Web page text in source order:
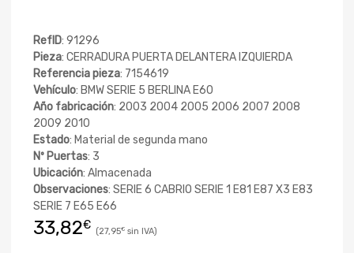
RefID: 91296
Pieza: CERRADURA PUERTA DELANTERA IZQUIERDA
Referencia pieza: 7154619
Vehículo: BMW SERIE 5 BERLINA E60
Año fabricación: 2003 2004 2005 2006 2007 2008
2009 2010
Estado: Material de segunda mano
Nº Puertas: 3
Ubicación: Almacenada
Observaciones: SERIE 6 CABRIO SERIE 1 E81 E87 X3 E83
SERIE 7 E65 E66
33,82€ 27,95€